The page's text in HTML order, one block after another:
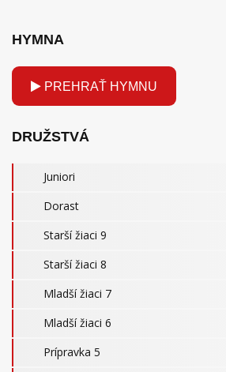
HYMNA
PREHRAŤ HYMNU
DRUŽSTVÁ
Juniori
Dorast
Starší žiaci 9
Starší žiaci 8
Mladší žiaci 7
Mladší žiaci 6
Prípravka 5